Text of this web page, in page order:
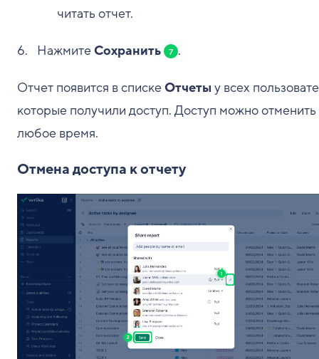
читать отчет.
НажмитеСохранить 7 .
Отчет появится в спискеОтчеты у всех
которые получили доступ. Доступ можно отменить
любое время.
Отмена доступа к отчету